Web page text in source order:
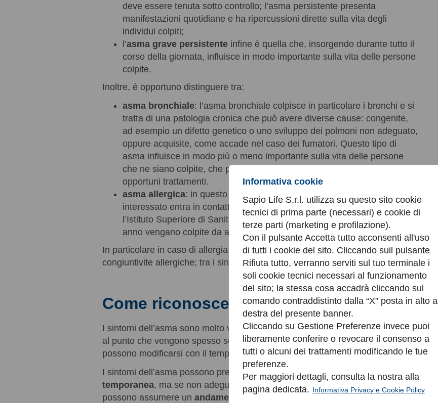
Informativa cookie
Sapio Life S.r.l. utilizza su questo sito cookie
tecnici di prima parte (necessari) e cookie di
terze parti (marketing e profilazione).
Con il pulsante Accetta tutto acconsenti all'uso
di tutti i cookie del sito. Cliccando suil pulsante
Rifiuta tutto, verranno serviti sul tuo terminale i
soli cookie tecnici necessari al funzionamento
del sito; la stessa cosa accadrà cliccando sul
comando contraddistinto dalla “X” posta in alto a
destra del presente banner.
Cliccando su Gestione Preferenze invece puoi
liberamente conferire o revocare il consenso a
tutti o alcuni dei trattamenti modificando le tue
preferenze.
Per maggiori dettagli, consulta la nostra alla
pagina dedicata. Informativa Privacy e Cookie Policy
deve essere tenuta sotto controllo; l’asma persistente presenta
manifestazioni quotidiane e ha ripercussioni dirette sulla vita degli
individui colpiti;
l’asma grave persistente infine è quella che, insorgendo durante tutto il
corso della giornata, influisce in modo importante sulla vita delle persone
colpite.
Inoltre, è opportuno distinguere tra:
asma bronchiale: l’asma bronchiale colpisce in particolare i bronchi e si
tratta di una patologia cronica che può avere diverse cause: congenite,
ad esempio un difetto genetico o uno sviluppo dei polmoni non adeguato,
oppure acquisite, come accade nel caso dei fumatori. Questo tipo di
asma influisce in modo più o meno importante sulla vita delle persone
che ne siano colpite, che possono comunque gestire il problema con gli
opportuni trattamenti.
asma allergica: in questo caso l’asma si verifica quando il soggetto
interessato entra in contatto con determinati allergeni; ad esempio,
l’Istituto Superiore di Sanità stima che in Italia 9 milioni di persone ogni
anno vengano colpite da allergie legate ai pollini.
In particolare in caso di allergia ai pollini, l’asma si accompagna a rinite e
congiuntivite allergiche; tra i sintomi è presentedispnea improvvisa.
Come riconoscere l’asma? I sintomi
I sintomi dell’asma sono molto vari e talvolta difficili da riconoscere subito
al punto che vengono spesso sottovalutati o male interpretati, anche perché
possono modificarsi con il tempo.
I sintomi dell’asma possono presentarsi
in forma acuta intermittente
e
temporanea, ma se non adeguatamente trattati, o nelle forme più gravi,
possono assumere un andamento cronico